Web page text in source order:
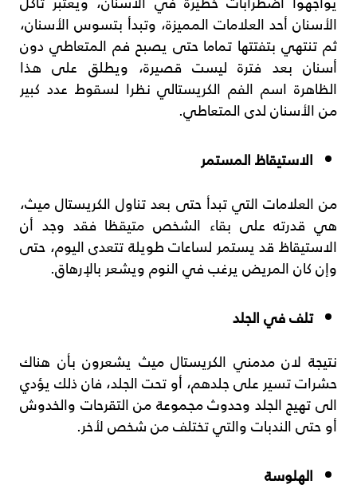
الأسنان أحد العلامات المميزة، وتبدأ بتسوس الأسنان،
ثم تنتهي بتفتتها تماما حتى يصبح فم المتعاطي دون
أسنان بعد فترة ليست قصيرة، ويطلق على هذا
الظاهرة اسم الفم الكريستالي نظرا لسقوط عدد كبير
من الأسنان لدى المتعاطي.
الاستيقاظ المستمر
من العلامات التي تبدأ حتى بعد تناول الكريستال ميث،
هي قدرته على بقاء الشخص متيقظا فقد وجد أن
الاستيقاظ قد يستمر لساعات طويلة تتعدى اليوم، حتى
وإن كان المريض يرغب في النوم ويشعر بالإرهاق.
تلف في الجلد
نتيجة لان مدمني الكريستال ميث يشعرون بأن هناك
حشرات تسير على جلدهم، أو تحت الجلد، فان ذلك يؤدي
الى تهيج الجلد وحدوث مجموعة من التقرحات والخدوش
أو حتى الندبات والتي تختلف من شخص لأخر.
الهلوسة